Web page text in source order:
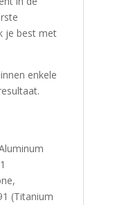
je best met
enkele
(Titanium